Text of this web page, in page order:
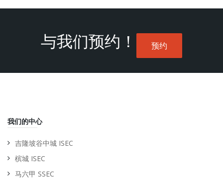
与我们预约！ 预约
我们的中心
吉隆坡谷中城 ISEC
槟城 ISEC
马六甲 SSEC